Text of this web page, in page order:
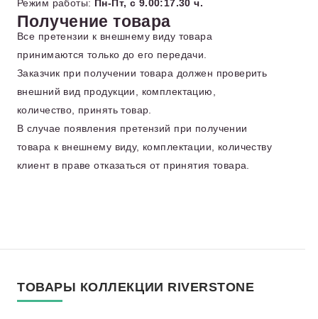
Режим работы: Пн-Пт, с 9.00:17.30 ч.
Получение товара
Все претензии к внешнему виду товара
принимаются только до его передачи.
Заказчик при получении товара должен проверить
внешний вид продукции, комплектацию,
количество, принять товар.
В случае появления претензий при получении
товара к внешнему виду, комплектации, количеству
клиент в праве отказаться от принятия товара.
ТОВАРЫ КОЛЛЕКЦИИ RIVERSTONE